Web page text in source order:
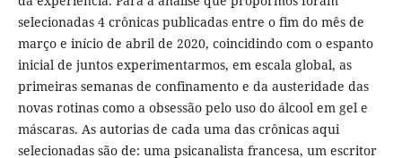
selecionadas 4 crônicas publicadas entre o fim do mês de
março e início de abril de 2020, coincidindo com o espanto
inicial de juntos experimentarmos, em escala global, as
primeiras semanas de confinamento e da austeridade das
novas rotinas como a obsessão pelo uso do álcool em gel e
máscaras. As autorias de cada uma das crônicas aqui
selecionadas são de: uma psicanalista francesa, um escritor